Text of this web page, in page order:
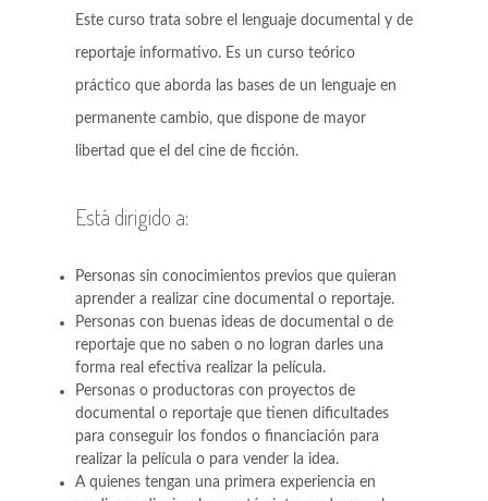
Este curso trata sobre el lenguaje documental y de
reportaje informativo. Es un curso teórico
práctico que aborda las bases de un lenguaje en
permanente cambio, que dispone de mayor
libertad que el del cine de ficción.
Está dirigido a:
Personas sin conocimientos previos que quieran
aprender a realizar cine documental o reportaje.
Personas con buenas ideas de documental o de
reportaje que no saben o no logran darles una
forma real efectiva realizar la película.
Personas o productoras con proyectos de
documental o reportaje que tienen dificultades
para conseguir los fondos o financiación para
realizar la película o para vender la idea.
A quienes tengan una primera experiencia en